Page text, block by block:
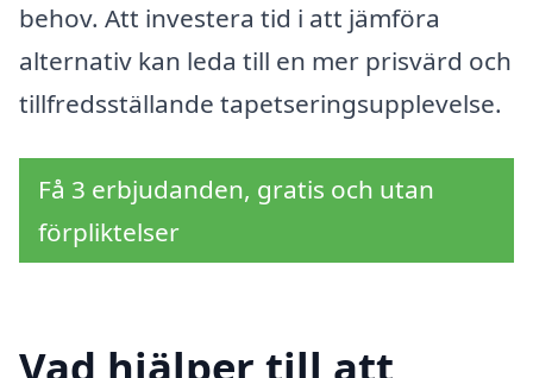
behov. Att investera tid i att jämföra
alternativ kan leda till en mer prisvärd och
tillfredsställande tapetseringsupplevelse.
Få 3 erbjudanden, gratis och utan
förpliktelser
Vad hjälper till att